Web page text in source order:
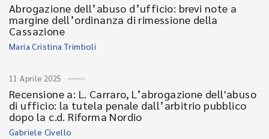
Abrogazione dell’abuso d’ufficio: brevi note a
margine dell’ordinanza di rimessione della
Cassazione
Maria Cristina Trimboli
11 Aprile 2025
Recensione a: L. Carraro, L’abrogazione dell'abuso
di ufficio: la tutela penale dall’arbitrio pubblico
dopo la c.d. Riforma Nordio
Gabriele Civello